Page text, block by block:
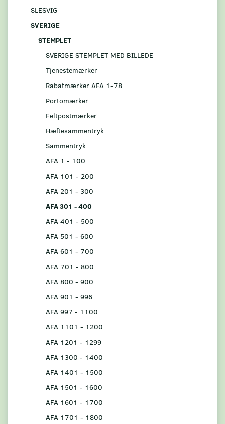
SLESVIG
SVERIGE
STEMPLET
SVERIGE STEMPLET MED BILLEDE
Tjenestemærker
Rabatmærker AFA 1-78
Portomærker
Feltpostmærker
Hæftesammentryk
Sammentryk
AFA 1 - 100
AFA 101 - 200
AFA 201 - 300
AFA 301 - 400
AFA 401 - 500
AFA 501 - 600
AFA 601 - 700
AFA 701 - 800
AFA 800 - 900
AFA 901 - 996
AFA 997 - 1100
AFA 1101 - 1200
AFA 1201 - 1299
AFA 1300 - 1400
AFA 1401 - 1500
AFA 1501 - 1600
AFA 1601 - 1700
AFA 1701 - 1800